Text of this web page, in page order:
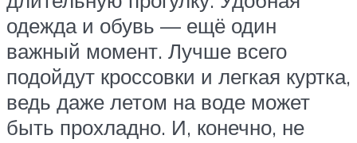
одежда и обувь — ещё один
важный момент. Лучше всего
подойдут кроссовки и легкая куртка,
ведь даже летом на воде может
быть прохладно. И, конечно, не